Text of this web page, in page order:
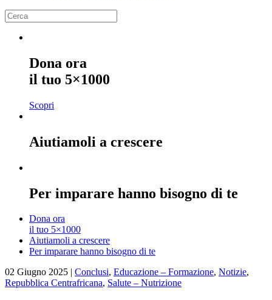
Dona ora
il tuo 5×1000
Scopri
Aiutiamoli a crescere
Per imparare hanno bisogno di te
Dona ora
il tuo 5×1000
Aiutiamoli a crescere
Per imparare hanno bisogno di te
02 Giugno 2025 | Conclusi, Educazione – Formazione, Notizie,
Repubblica Centrafricana, Salute – Nutrizione